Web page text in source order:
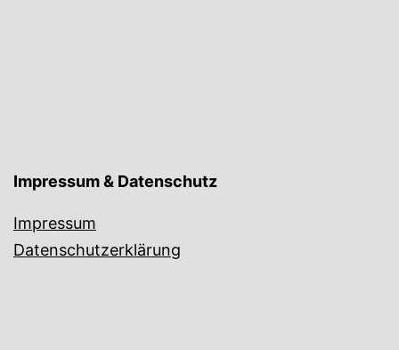
Impressum & Datenschutz
Impressum
Datenschutzerklärung